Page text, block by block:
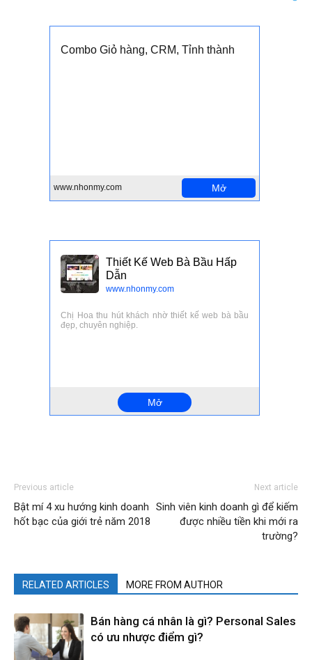
Previous article
Bật mí 4 xu hướng kinh doanh
hốt bạc của giới trẻ năm 2018
Next article
Sinh viên kinh doanh gì để kiếm
được nhiều tiền khi mới ra
trường?
RELATED ARTICLES MORE FROM AUTHOR
Bán hàng cá nhân là gì? Personal Sales
có ưu nhược điểm gì?